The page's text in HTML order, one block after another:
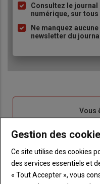
puceConsultez le journal
numérique, sur
Ne manquez
newsletter du
titre
Vous
TITRE
Body
Connectez-vous
de
Lien
Gestion des
Ce site utilise des cookies
des services essentiels et
« Tout Accepter », vous